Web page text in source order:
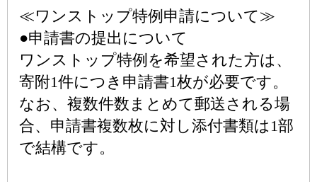
≪ワンストップ特例申請について≫
●申請書の提出について
ワンストップ特例を希望された方は、
寄附1件につき申請書1枚が必要です。
なお、複数件数まとめて郵送される場
合、申請書複数枚に対し添付書類は1部
で結構です。